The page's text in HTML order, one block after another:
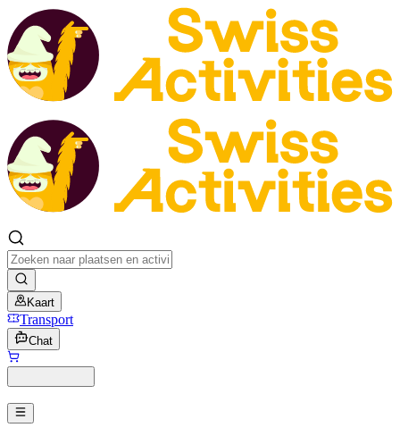
Kaart
Transport
Chat